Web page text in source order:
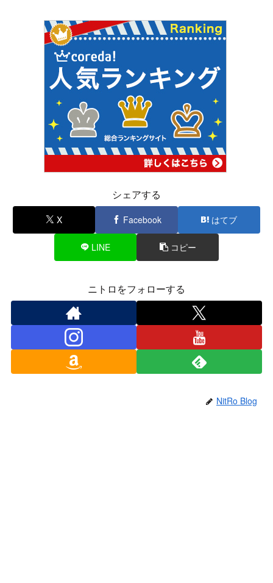
シェアする
X Facebook はてブ
LINE コピー
ニトロをフォローする
NitRo Blog